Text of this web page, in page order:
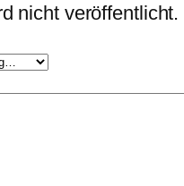
nicht veröffentlicht.